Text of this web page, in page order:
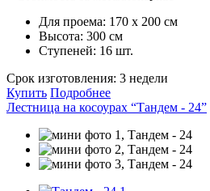
Для проема: 170 х 200 см
Высота: 300 см
Ступеней: 16 шт.
Срок изготовления: 3 недели
Купить Подробнее
Лестница на косоурах “Тандем - 24”